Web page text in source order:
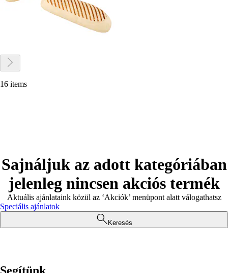
16 items
Sajnáljuk az adott kategóriában
jelenleg nincsen akciós termék
Aktuális ajánlataink közül az ‘Akciók’ menüpont alatt válogathatsz
Speciális ajánlatok
Keresés